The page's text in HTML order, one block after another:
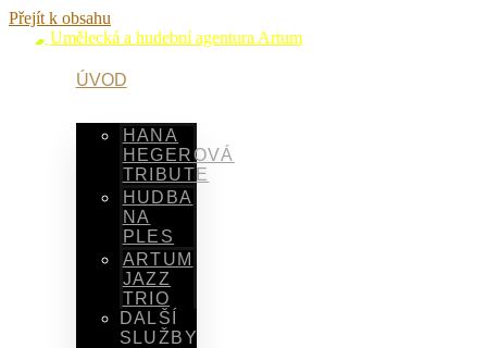
Přejít k obsahu
ÚVOD
HANA
HEGEROVÁ
TRIBUTE
HUDBA
NA
PLES
ARTUM
JAZZ
TRIO
DALŠÍ
SLUŽBY